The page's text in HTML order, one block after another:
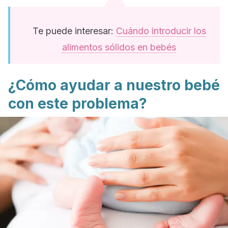
Te puede interesar: Cuándo introducir los
alimentos sólidos en bebés
¿Cómo ayudar a nuestro bebé
con este problema?